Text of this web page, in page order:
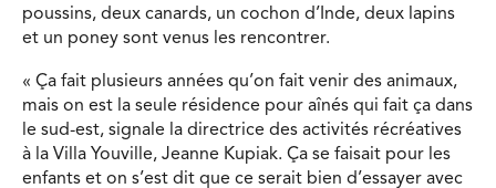
poussins, deux canards, un cochon d’Inde, deux lapins
et un poney sont venus les rencontrer.
« Ça fait plusieurs années qu’on fait venir des animaux,
mais on est la seule résidence pour aînés qui fait ça dans
le sud-est, signale la directrice des activités récréatives
à la Villa Youville, Jeanne Kupiak. Ça se faisait pour les
enfants et on s’est dit que ce serait bien d’essayer avec